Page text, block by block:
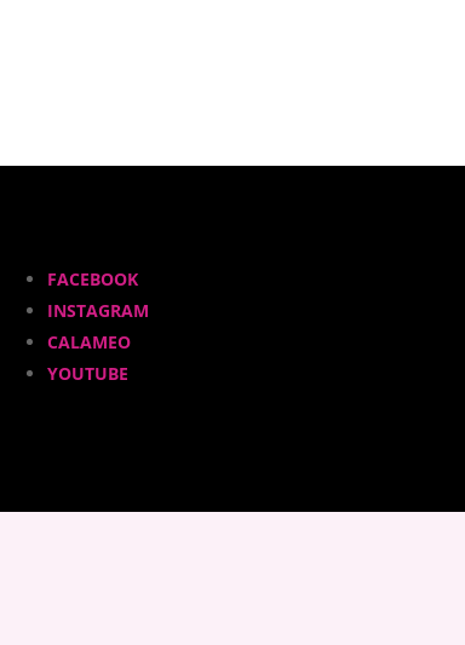
FACEBOOK
INSTAGRAM
CALAMEO
YOUTUBE